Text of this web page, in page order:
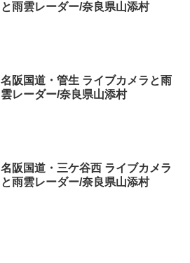
と雨雲レーダー/奈良県山添村
名阪国道・管生 ライブカメラと雨
雲レーダー/奈良県山添村
名阪国道・三ケ谷西 ライブカメラ
と雨雲レーダー/奈良県山添村